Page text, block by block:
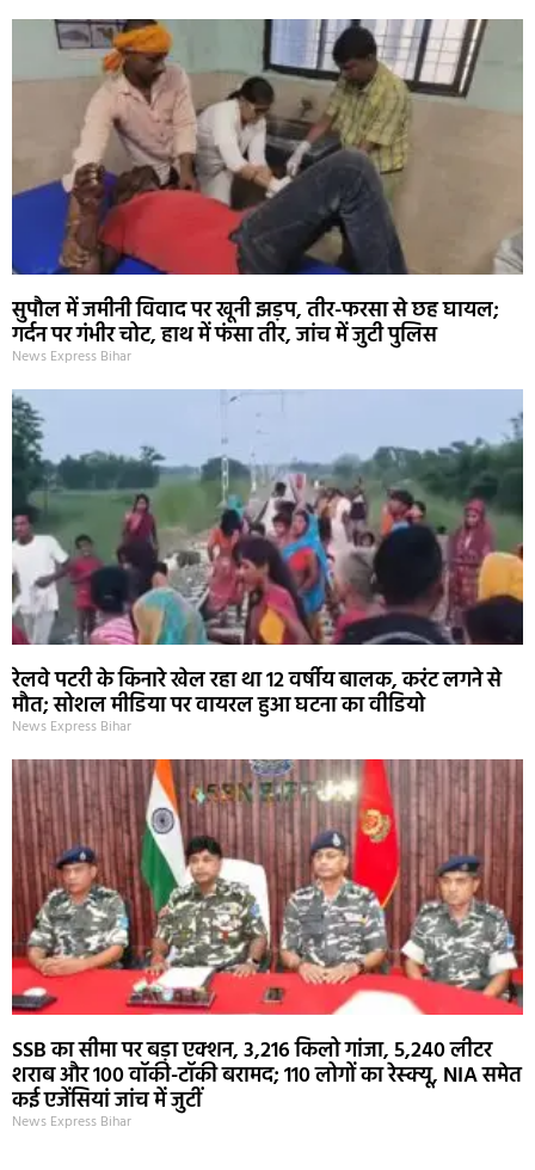
सुपौल में जमीनी विवाद पर खूनी झड़प, तीर-फरसा से छह घायल;
गर्दन पर गंभीर चोट, हाथ में फंसा तीर, जांच में जुटी पुलिस
News Express Bihar
रेलवे पटरी के किनारे खेल रहा था 12 वर्षीय बालक, करंट लगने से
मौत; सोशल मीडिया पर वायरल हुआ घटना का वीडियो
News Express Bihar
SSB का सीमा पर बड़ा एक्शन, 3,216 किलो गांजा, 5,240 लीटर
शराब और 100 वॉकी-टॉकी बरामद; 110 लोगों का रेस्क्यू, NIA समेत
कई एजेंसियां जांच में जुटीं
News Express Bihar